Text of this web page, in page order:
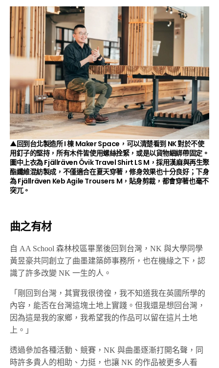
▲回到台北製造所 I 棟 Maker Space ，可以清楚看到 NK 對於不使
用釘子的堅持，所有木件皆使用螺絲拴緊，或是以貨物綑綁帶固定。
圖中上衣為Fjällräven Övik Travel Shirt LS M，採用漢麻與再生聚
酯纖維混紡製成，不僅適合在夏天穿著，修身效果也十分良好；下身
為Fjällräven Keb Agile Trousers M，貼身剪裁，都會穿著也毫不
突兀。
曲之有材
自 AA School 森林校區畢業後回到台灣，NK 與大學同學
黃昱豪共同創立了曲墨建築師事務所，也在機緣之下，認
識了許多改變 NK 一生的人。
「剛回到台灣，其實我很徬徨，我不知道我在英國所學的
內容，能否在台灣這塊土地上實踐。但我還是想回台灣，
因為這是我的家鄉，我希望我的作品可以留在這片土地
上。」
透過參加各種活動、競賽，NK 與曲墨逐漸打開名聲，同
時許多貴人的相助、力挺，也讓 NK 的作品被更多人看